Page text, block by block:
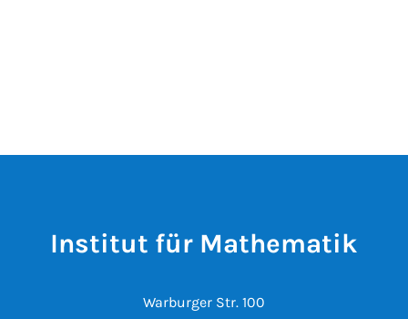
Institut für Mathematik
Warburger Str. 100